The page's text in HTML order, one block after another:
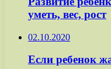
уметь, вес, рост
02.10.2020
Если ребенок